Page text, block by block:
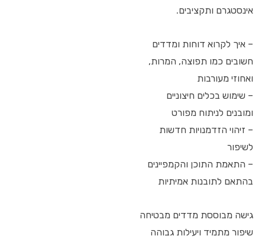
אינסטגרם ותקציבים.
– איך לקרוא דוחות ומדדים
חשובים כמו תפוצה, המרות,
ואחוזי מעורבות
– שימוש בכלים חיצוניים
ומובנים לניתוח מפורט
– זיהוי הזדמנויות חדשות
לשיפור
– התאמת התוכן והקמפיינים
בהתאם לתובנות אמיתיות
גישה מבוססת מדדים מבטיחה
שיפור מתמיד ויעילות גבוהה